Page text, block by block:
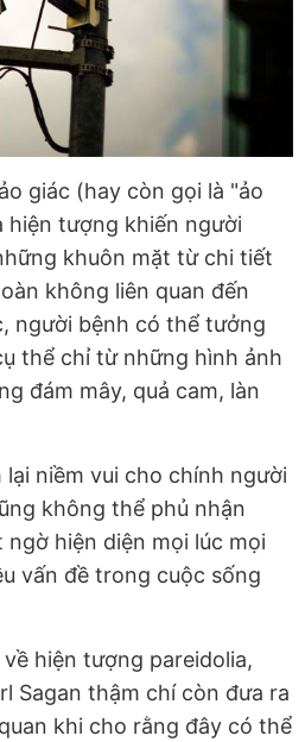
giác (hay còn gọi là "ảo
hiện tượng khiến người
khuôn mặt từ chi tiết
không liên quan đến
người bệnh có thể tưởng
thể chỉ từ những hình ảnh
đám mây, quả cam, làn
lại niềm vui cho chính người
không thể phủ nhận
hiện diện mọi lúc mọi
vấn đề trong cuộc sống
hiện tượng pareidolia,
Sagan thậm chí còn đưa ra
khi cho rằng đây có thể